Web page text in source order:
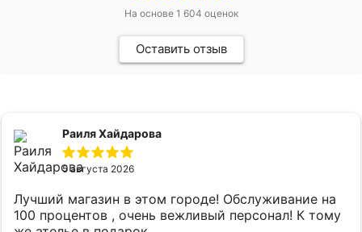
На основе 1 604 оценок
Оставить отзыв
Раиля Хайдарова
5 августа 2026
Лучший магазин в этом городе! Обслуживание на
100 процентов , очень вежливый персонал! К тому